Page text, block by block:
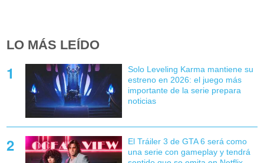
LO MÁS LEÍDO
Solo Leveling Karma mantiene su
estreno en 2026: el juego más
importante de la serie prepara
noticias
El Tráiler 3 de GTA 6 será como
una serie con gameplay y tendrá